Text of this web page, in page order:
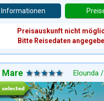
Preisauskunft nicht
Bitte Reisedaten
Mare Elounda